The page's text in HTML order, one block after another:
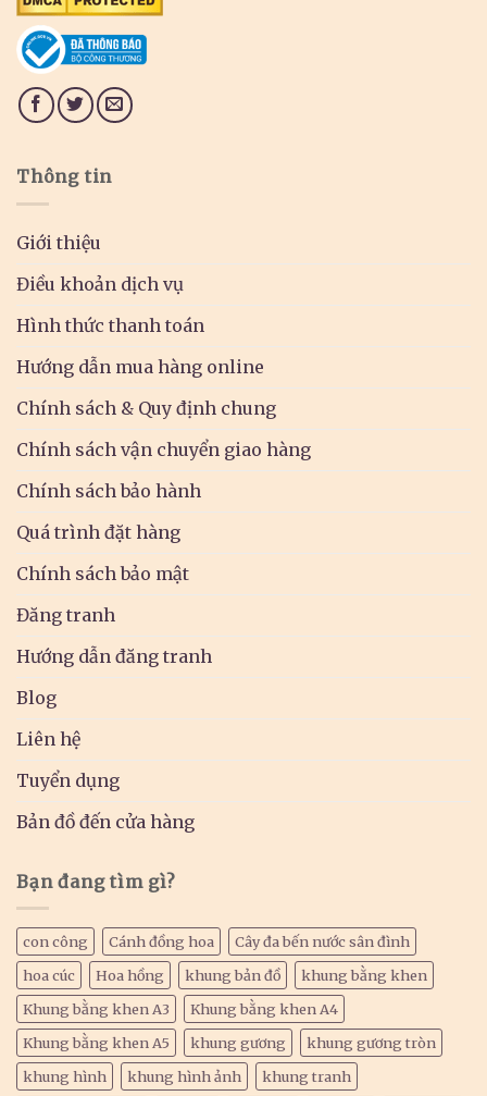
Thông tin
Giới thiệu
Điều khoản dịch vụ
Hình thức thanh toán
Hướng dẫn mua hàng online
Chính sách & Quy định chung
Chính sách vận chuyển giao hàng
Chính sách bảo hành
Quá trình đặt hàng
Chính sách bảo mật
Đăng tranh
Hướng dẫn đăng tranh
Blog
Liên hệ
Tuyển dụng
Bản đồ đến cửa hàng
Bạn đang tìm gì?
con công Cánh đồng hoa
Cây đa bến nước sân đình
hoa cúc
Hoa hồng khung bản đồ
khung bằng khen
Khung bằng khen A3
Khung bằng khen A4
Khung bằng khen A5
khung gương
khung gương tròn
khung hình
khung hình ảnh
khung tranh